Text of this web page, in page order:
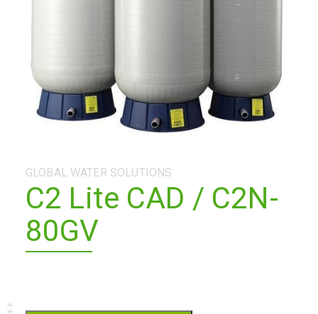
Categoría:
GLOBAL WATER SOLUTIONS
C2 Lite CAD / C2N-
80GV